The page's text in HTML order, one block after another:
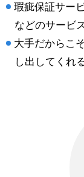
瑕疵保証サー
などのサービ
大手だからこ
し出してくれ